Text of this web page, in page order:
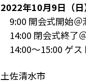
2022年10月9日（
9:00 開会式開始＠
14:00 閉会式終了
14:00～15:00 ゲス
土佐清水市